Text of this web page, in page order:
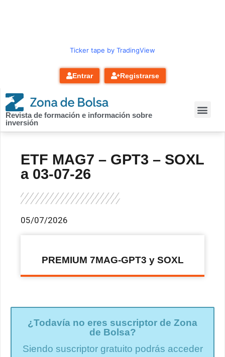
Ticker tape by TradingView
Entrar Registrarse
Revista de formación e información sobre
inversión
ETF MAG7 – GPT3 – SOXL
a 03-07-26
05/07/2026
PREMIUM 7MAG-GPT3 y SOXL
¿Todavía no eres suscriptor de Zona
de Bolsa?
Siendo suscriptor gratuito podrás acceder